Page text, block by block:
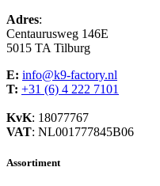
Adres:
Centaurusweg 146E
5015 TA Tilburg
E: info@k9-factory.nl
T: +31 (6) 4 222 7101
KvK: 18077767
VAT: NL001777845B06
Assortiment